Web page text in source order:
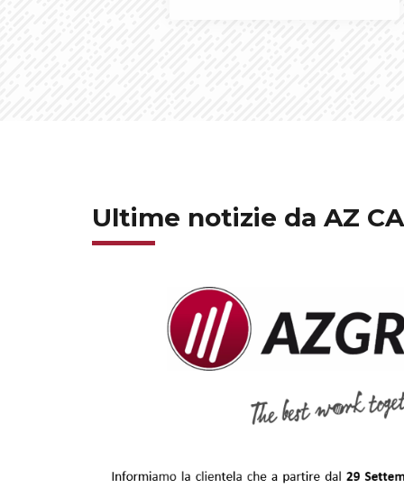
Ultime notizie da AZ